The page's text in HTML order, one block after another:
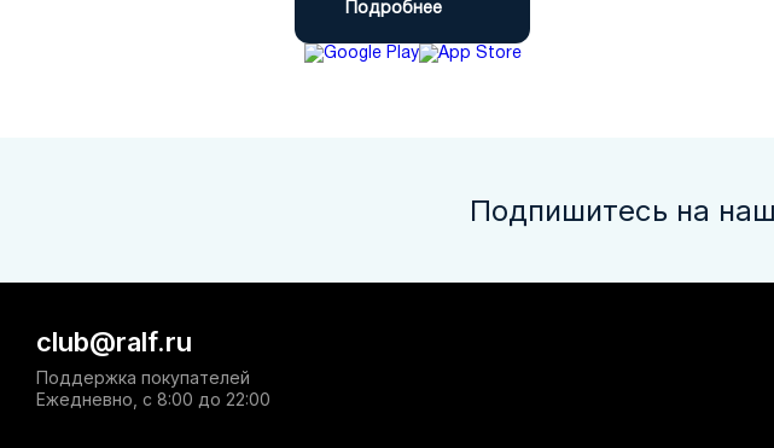
Подробнее
Подпишитесь на
club@ralf.ru
Поддержка покупателей
Ежедневно, с 8:00 до 22:00